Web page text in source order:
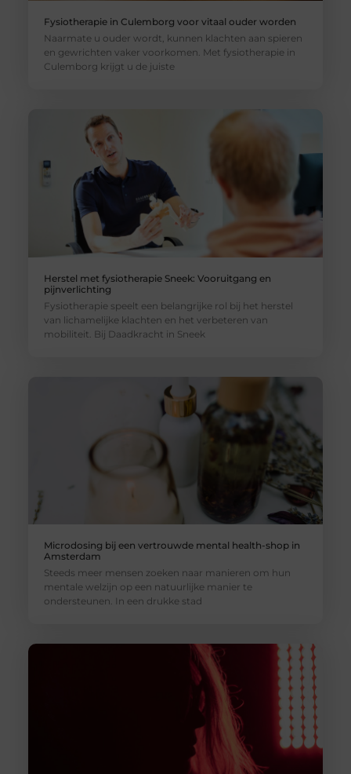
Fysiotherapie in Culemborg voor vitaal ouder worden
Naarmate u ouder wordt, kunnen klachten aan spieren
en gewrichten vaker voorkomen. Met fysiotherapie in
Culemborg krijgt u de juiste
Herstel met fysiotherapie Sneek: Vooruitgang en
pijnverlichting
Fysiotherapie speelt een belangrijke rol bij het herstel
van lichamelijke klachten en het verbeteren van
mobiliteit. Bij Daadkracht in Sneek
Microdosing bij een vertrouwde mental health-shop in
Amsterdam
Steeds meer mensen zoeken naar manieren om hun
mentale welzijn op een natuurlijke manier te
ondersteunen. In een drukke stad